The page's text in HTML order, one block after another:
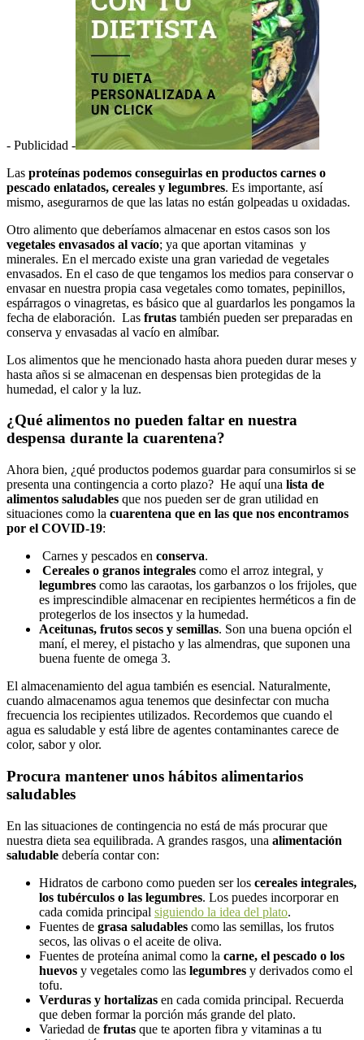
- Publicidad -
Las proteínas podemos conseguirlas en productos carnes o
pescado enlatados, cereales y legumbres. Es importante, así
mismo, asegurarnos de que las latas no están golpeadas u oxidadas.
Otro alimento que deberíamos almacenar en estos casos son los
vegetales envasados al vacío; ya que aportan vitaminas y
minerales. En el mercado existe una gran variedad de vegetales
envasados. En el caso de que tengamos los medios para conservar o
envasar en nuestra propia casa vegetales como tomates, pepinillos,
espárragos o vinagretas, es básico que al guardarlos les pongamos la
fecha de elaboración. Las frutas también pueden ser preparadas en
conserva y envasadas al vacío en almíbar.
Los alimentos que he mencionado hasta ahora pueden durar meses y
hasta años si se almacenan en despensas bien protegidas de la
humedad, el calor y la luz.
¿Qué alimentos no pueden faltar en nuestra
despensa durante la cuarentena?
Ahora bien, ¿qué productos podemos guardar para consumirlos si se
presenta una contingencia a corto plazo? He aquí una lista de
alimentos saludables que nos pueden ser de gran utilidad en
situaciones como la cuarentena que en las que nos encontramos
por el COVID-19:
Carnes y pescados en conserva.
Cereales o granos integrales como el arroz integral, y
legumbres como las caraotas, los garbanzos o los frijoles, que
es imprescindible almacenar en recipientes herméticos a fin de
protegerlos de los insectos y la humedad.
Aceitunas, frutos secos y semillas. Son una buena opción el
maní, el merey, el pistacho y las almendras, que suponen una
buena fuente de omega 3.
El almacenamiento del agua también es esencial. Naturalmente,
cuando almacenamos agua tenemos que desinfectar con mucha
frecuencia los recipientes utilizados. Recordemos que cuando el
agua es saludable y está libre de agentes contaminantes carece de
color, sabor y olor.
Procura mantener unos hábitos alimentarios
saludables
En las situaciones de contingencia no está de más procurar que
nuestra dieta sea equilibrada. A grandes rasgos, una alimentación
saludable debería contar con:
Hidratos de carbono como pueden ser los cereales integrales,
los tubérculos o las legumbres. Los puedes incorporar en
cada comida principal siguiendo la idea del plato.
Fuentes de grasa saludables como las semillas, los frutos
secos, las olivas o el aceite de oliva.
Fuentes de proteína animal como la carne, el pescado o los
huevos y vegetales como las legumbres y derivados como el
tofu.
Verduras y hortalizas en cada comida principal. Recuerda
que deben formar la porción más grande del plato.
Variedad de frutas que te aporten fibra y vitaminas a tu